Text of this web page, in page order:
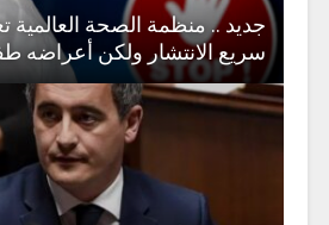
جديد .. منظمة الصحة العالمية
سريع الانتشار ولكن أعراضه